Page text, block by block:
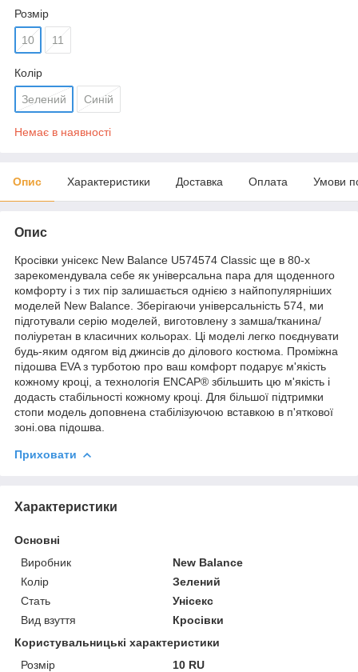
Розмір
10 11
Колір
Зелений Синій
Немає в наявності
Опис Характеристики Доставка Оплата Умови
Опис
Кросівки унісекс New Balance U574574 Classic ще в 80-х
зарекомендувала себе як універсальна пара для щоденного
комфорту і з тих пір залишається однією з найпопулярніших
моделей New Balance. Зберігаючи універсальність 574, ми
підготували серію моделей, виготовлену з замша/тканина/
поліуретан в класичних кольорах. Ці моделі легко поєднувати
будь-яким одягом від джинсів до ділового костюма. Проміжна
підошва EVA з турботою про ваш комфорт подарує м'якість
кожному кроці, а технологія ENCAP® збільшить цю м'якість і
додасть стабільності кожному кроці. Для більшої підтримки
стопи модель доповнена стабілізуючою вставкою в п'яткової
зоні.ова підошва.
Приховати
Характеристики
Основні
Виробник
New Balance
Колір
Зелений
Стать
Унісекс
Вид взуття
Кросівки
Користувальницькі характеристики
Розмір
10 RU